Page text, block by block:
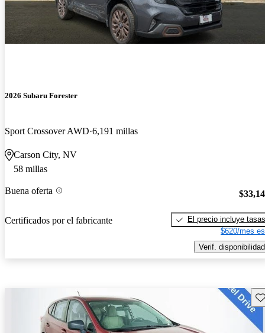
2026 Subaru Forester
Sport Crossover AWD 6,191 millas
Carson City, NV
58 millas
Buena oferta
Certificados por el fabricante
El precio incluye tasas
$620/mes
Verif. disponibilidad